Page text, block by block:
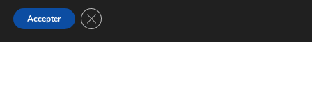
Accepter Fermer la bannière des cookies GDPR